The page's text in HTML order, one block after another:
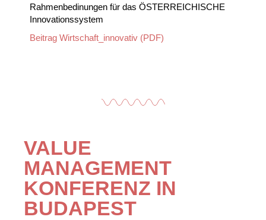
Rahmenbedinungen für das ÖSTERREICHISCHE
Innovationssystem
Beitrag Wirtschaft_innovativ (PDF)
VALUE
MANAGEMENT
KONFERENZ IN
BUDAPEST